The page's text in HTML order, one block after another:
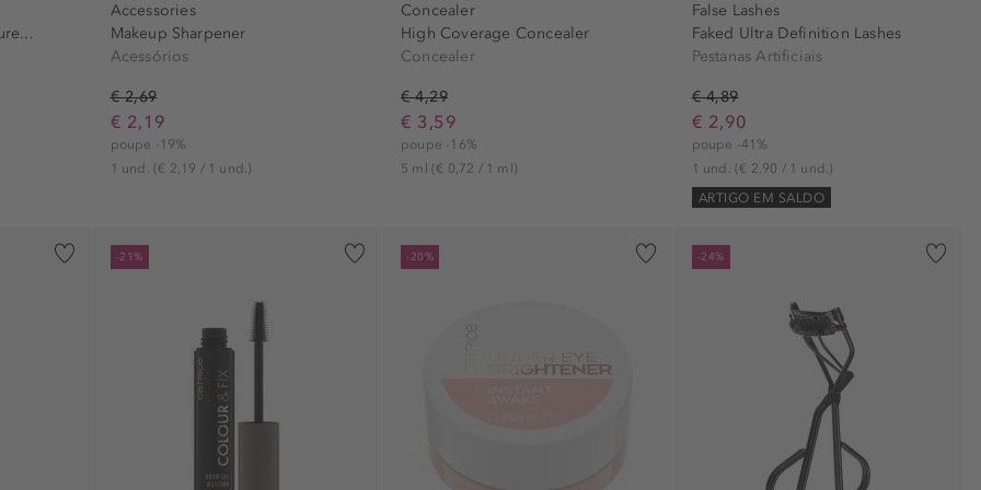
Accessories
Makeup Sharpener
Acessórios
€ 2,69
€ 2,19
poupe -19%
1 und. (€ 2,19 / 1 und.)
Concealer
High Coverage Concealer
Concealer
€ 4,29
€ 3,59
poupe -16%
5 ml (€ 0,72 / 1 ml)
False Lashes
Faked Ultra Definition Lashes
Pestanas Artificiais
€ 4,89
€ 2,90
poupe -41%
1 und. (€ 2,90 / 1 und.)
ARTIGO EM SALDO
-21% -20% -24%